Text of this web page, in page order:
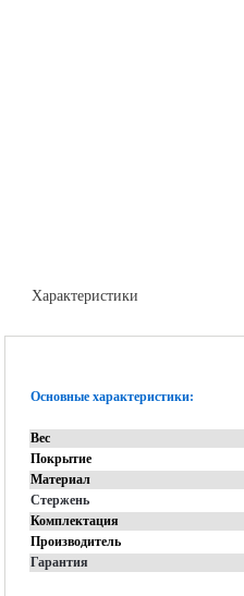
Характеристики
Основные характеристики:
Вес
Покрытие
Материал
Стержень
Комплектация
Производитель
Гарантия